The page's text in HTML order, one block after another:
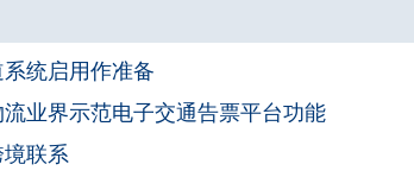
统启用作准备
业界示范电子交通告票平台功能
联系